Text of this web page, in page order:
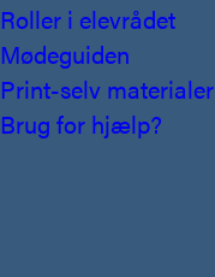
Roller i elevrådet
Mødeguiden
Print-selv materialer
Brug for hjælp?